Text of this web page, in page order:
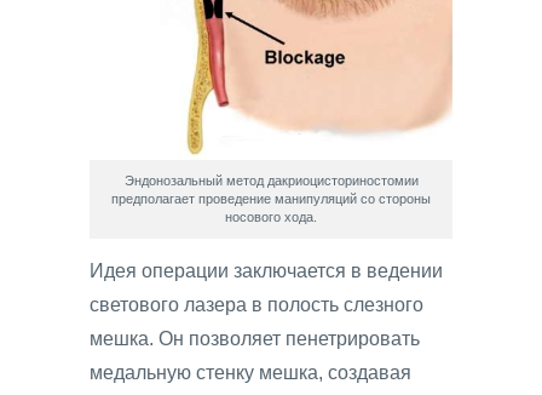
Эндонозальный метод дакриоцисториностомии
предполагает проведение манипуляций со стороны
носового хода.
Идея операции заключается в ведении
светового лазера в полость слезного
мешка. Он позволяет пенетрировать
медальную стенку мешка, создавая